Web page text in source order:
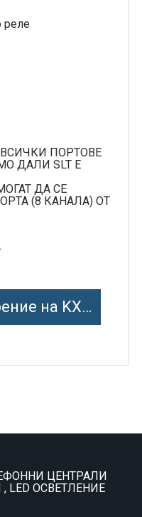
реле
ПОРТОВЕ
ДАЛИ SLT Е
ДА СЕ
(8 КАНАЛА) ОТ
KX-TDA30
ЦЕНТРАЛИ
LED ОСВЕТЛЕНИЕ